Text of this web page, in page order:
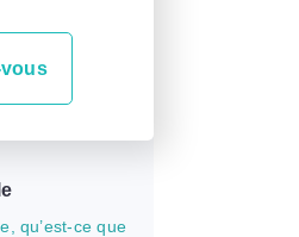
qu’est-ce que